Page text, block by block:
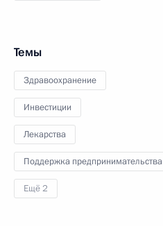
Темы
Здравоохранение
Инвестиции
Лекарства
Поддержка предпринимательства
Ещё 2